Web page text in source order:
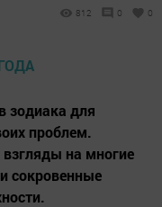
812 0 0
зодиака для
проблем.
на многие
сокровенные